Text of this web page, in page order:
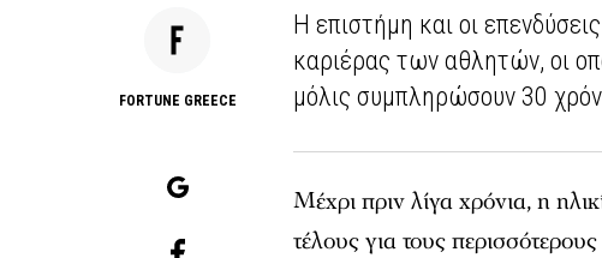
FORTUNE GREECE
Η επιστήμη και οι
καριέρας των αθλητών, οι
μόλις συμπληρώσουν 30
Μέχρι πριν λίγα χρόνια, η
τέλους για τους